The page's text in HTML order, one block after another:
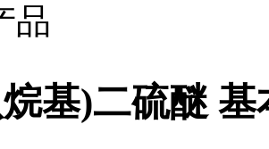
品
基)二硫醚 基